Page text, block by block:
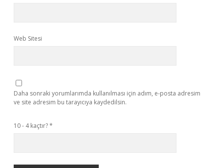
Web Sitesi
Daha sonraki yorumlarımda kullanılması için adım, e-posta adresim
ve site adresim bu tarayıcıya kaydedilsin.
10 - 4 kaçtır?*